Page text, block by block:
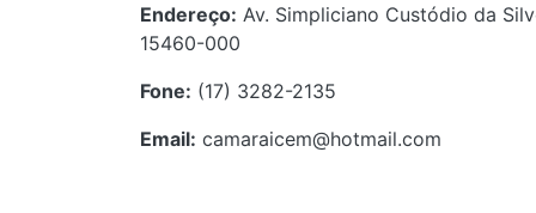
Endereço: Av. Simpliciano Custódio da
15460-000
Fone: (17) 3282-2135
Email: camaraicem@hotmail.com